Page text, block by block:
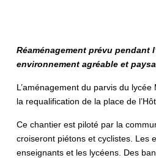
Réaménagement prévu pendant
environnement agréable et
L’aménagement du parvis du
la requalification de la place de
Ce chantier est piloté par la
croiseront piétons et cyclistes. Les
enseignants et les lycéens. Des